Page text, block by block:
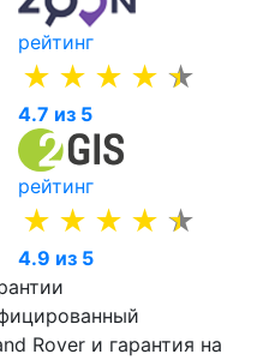
рейтинг
4.7 из 5
рейтинг
4.9 из 5
Rover и гарантия на